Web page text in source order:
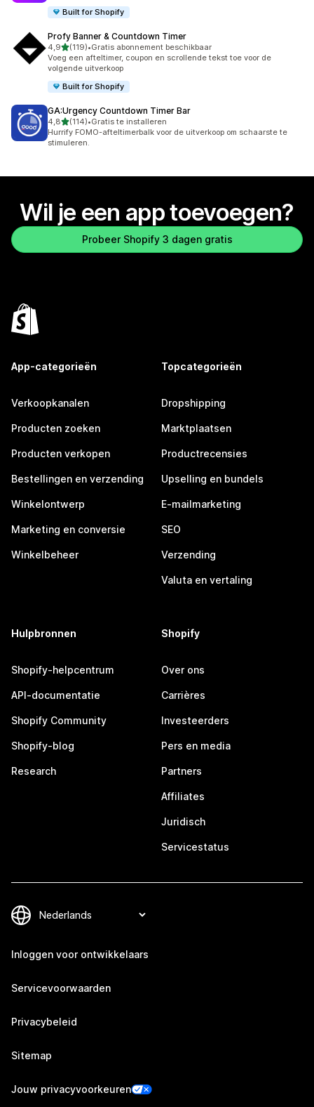
Built for Shopify
Profy Banner & Countdown Timer
4,9van 5 sterren
(119)
119 recensies in totaal
•Gratis abonnement beschikbaar
Voeg een afteltimer, coupon en scrollende tekst toe voor de
volgende uitverkoop
Built for Shopify
GA:Urgency Countdown Timer Bar
4,8van 5 sterren
(114)
114 recensies in totaal
•Gratis te installeren
Hurrify FOMO-afteltimerbalk voor de uitverkoop om schaarste te
stimuleren.
Wil je een app toevoegen?
Probeer Shopify 3 dagen gratis
App-categorieën
Verkoopkanalen
Producten zoeken
Producten verkopen
Bestellingen en verzending
Winkelontwerp
Marketing en conversie
Winkelbeheer
Topcategorieën
Dropshipping
Marktplaatsen
Productrecensies
Upselling en bundels
E-mailmarketing
SEO
Verzending
Valuta en vertaling
Hulpbronnen
Shopify-helpcentrum
API-documentatie
Shopify Community
Shopify-blog
Research
Shopify
Over ons
Carrières
Investeerders
Pers en media
Partners
Affiliates
Juridisch
Servicestatus
Inloggen voor ontwikkelaars
Servicevoorwaarden
Privacybeleid
Sitemap
Jouw privacyvoorkeuren